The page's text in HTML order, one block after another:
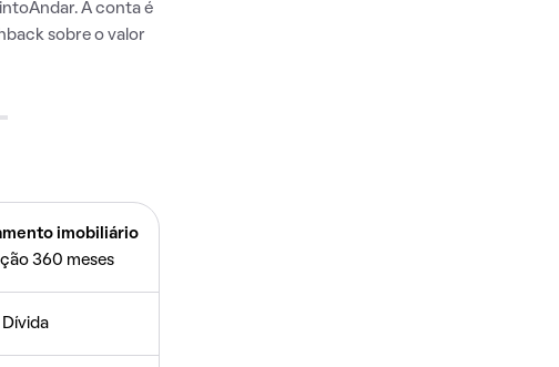
A conta é
sobre o valor
imobiliário
360 meses
Dívida